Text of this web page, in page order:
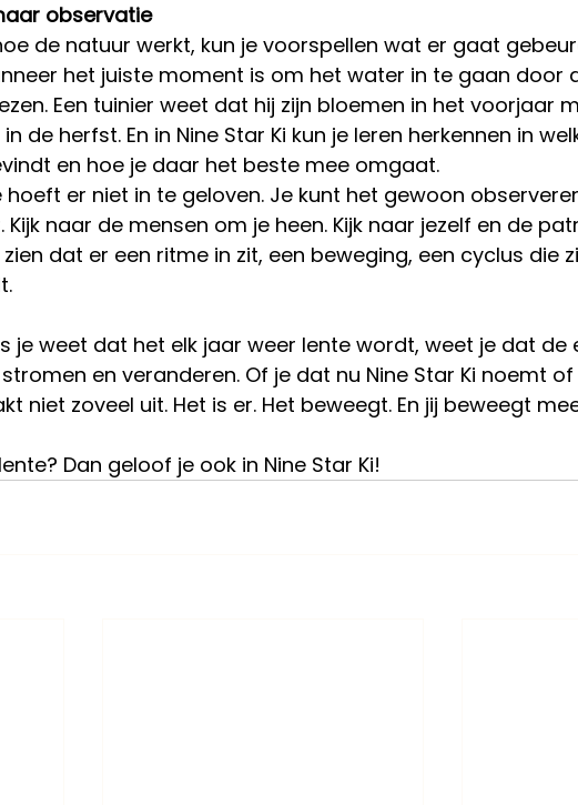
observatie
de natuur werkt, kun je voorspellen wat er gaat
het juiste moment is om het water in te gaan door
Een tuinier weet dat hij zijn bloemen in het voorjaar
de herfst. En in Nine Star Ki kun je leren herkennen in
en hoe je daar het beste mee omgaat.
hoeft er niet in te geloven. Je kunt het gewoon
naar de mensen om je heen. Kijk naar jezelf en de
zien dat er een ritme in zit, een beweging, een cyclus die
je weet dat het elk jaar weer lente wordt, weet je dat de
en veranderen. Of je dat nu Nine Star Ki noemt
niet zoveel uit. Het is er. Het beweegt. En jij beweegt
Dan geloof je ook in Nine Star Ki!